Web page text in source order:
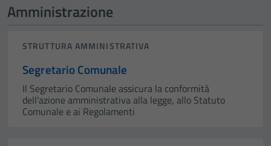
Amministrazione
STRUTTURA AMMINISTRATIVA
Segretario Comunale
Il Segretario Comunale assicura la conformità
dell’azione amministrativa alla legge, allo Statuto
Comunale e ai Regolamenti